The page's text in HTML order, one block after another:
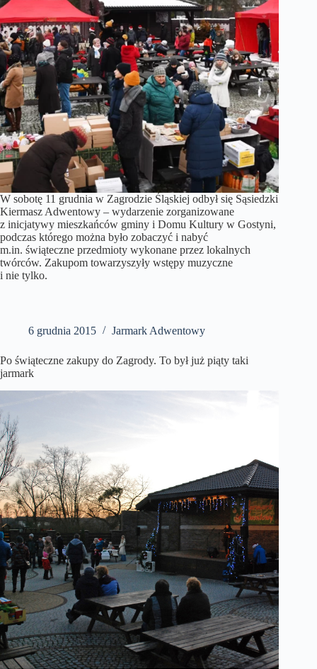
W sobotę 11 grudnia w Zagrodzie Śląskiej odbył się Sąsiedzki
Kiermasz Adwentowy – wydarzenie zorganizowane
z inicjatywy mieszkańców gminy i Domu Kultury w Gostyni,
podczas którego można było zobaczyć i nabyć
m.in. świąteczne przedmioty wykonane przez lokalnych
twórców. Zakupom towarzyszyły wstępy muzyczne
i nie tylko.
6 grudnia 2015 Jarmark Adwentowy
Po świąteczne zakupy do Zagrody. To był już piąty taki
jarmark